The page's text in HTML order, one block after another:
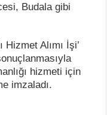
Budala gibi
Hizmet Alımı İşi’
hizmeti için
imzaladı.